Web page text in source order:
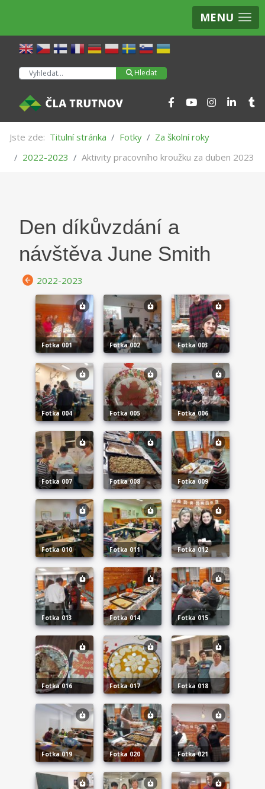
MENU
Hledat Hledat
Jste zde: Titulní stránka Fotky
Za školní roky
2022-2023
Aktivity pracovního kroužku za duben 2023
Den díkůvzdání a
návštěva June Smith
2022-2023
fotka 001 fotka 002 fotka 003
fotka 004 fotka 005 fotka 006
fotka 007 fotka 008 fotka 009
fotka 010 fotka 011 fotka 012
fotka 013 fotka 014 fotka 015
fotka 016 fotka 017 fotka 018
fotka 019 fotka 020 fotka 021